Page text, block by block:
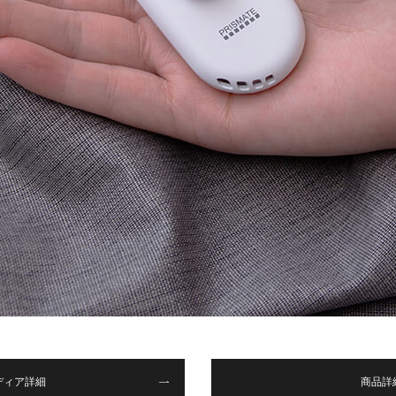
ィア詳細 商品詳